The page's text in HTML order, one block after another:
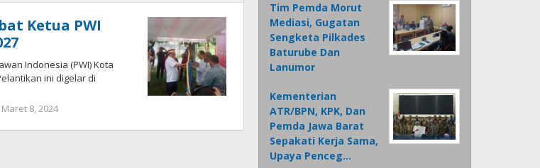
Ketua PWI
Indonesia (PWI) Kota
ini digelar di
Maret 8, 2024
Tim Pemda Morut
Mediasi, Gugatan
Sengketa Pilkades
Baturube Dan
Lanumor
Kementerian
ATR/BPN, KPK, Dan
Pemda Jawa Barat
Sepakati Kerja Sama,
Upaya Penceg…